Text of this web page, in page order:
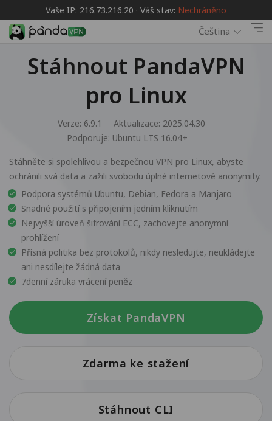
Vaše IP: 216.73.216.20 · Váš stav: Nechráněno
Čeština
Stáhnout PandaVPN
pro Linux
Verze: 6.9.1
Aktualizace: 2025.04.30
Podporuje: Ubuntu LTS 16.04+
Stáhněte si spolehlivou a bezpečnou VPN pro Linux, abyste
ochránili svá data a zažili svobodu úplné internetové anonymity.
Podpora systémů Ubuntu, Debian, Fedora a Manjaro
Snadné použití s připojením jedním kliknutím
Nejvyšší úroveň šifrování ECC, zachovejte anonymní
prohlížení
Přísná politika bez protokolů, nikdy nesledujte, neukládejte
ani nesdílejte žádná data
7denní záruka vrácení peněz
Získat PandaVPN
Zdarma ke stažení
Stáhnout CLI